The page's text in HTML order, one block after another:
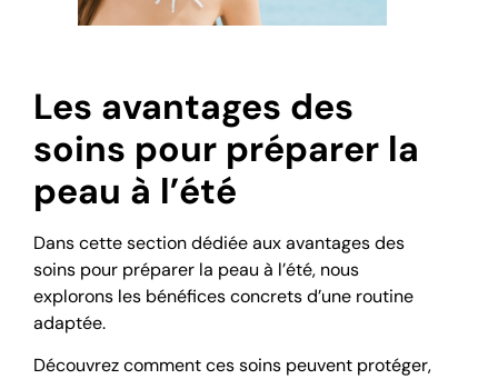
Les avantages des
soins pour préparer la
peau à l’été
Dans cette section dédiée aux avantages des
soins pour préparer la peau à l’été, nous
explorons les bénéfices concrets d’une routine
adaptée.
Découvrez comment ces soins peuvent protéger,